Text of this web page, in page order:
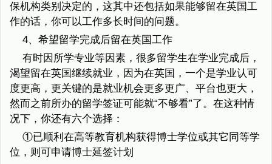
保机构类别决定的，这其中还包括如果能够留在英国工
作的话，你可以工作多长时间的问题。
4、希望留学完成后留在英国工作
有时因所学专业等因素，很多留学生在学业完成后，
渴望留在英国继续就业，因为在英国，一个是学业认可
度更高，更关键的是就业机会更多更广、平台也更大，
然而之前所办的留学签证可能就“不够看”了。在这种情
况下，你还有六个选择：
①已顺利在高等教育机构获得博士学位或其它同等学
位，则可申请博士延签计划